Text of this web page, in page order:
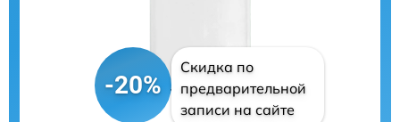
-20%
Скидка по
предварительной
записи на сайте